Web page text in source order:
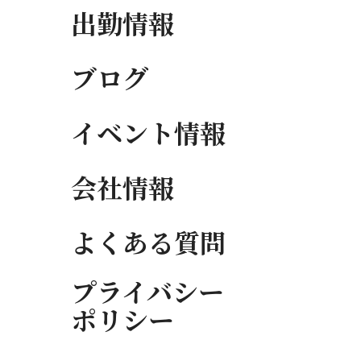
出勤情報
ブログ
イベント情報
会社情報
よくある質問
プライバシー
ポリシー